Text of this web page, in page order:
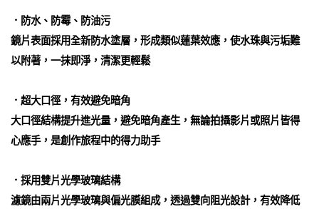
．防水、防霉、防油污
鏡片表面採用全新防水塗層，形成類似蓮葉效應，使水珠與污垢難
以附著，一抹即淨，清潔更輕鬆
．超大口徑，有效避免暗角
大口徑結構提升進光量，避免暗角產生，無論拍攝影片或照片皆得
心應手，是創作旅程中的得力助手
．採用雙片光學玻璃結構
濾鏡由兩片光學玻璃與偏光膜組成，透過雙向阻光設計，有效降低